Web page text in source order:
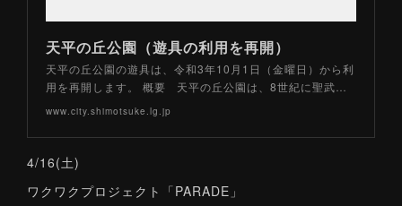
天平の丘公園（遊具の利用を再開）
天平の丘公園の遊具は、令和3年10月1日（金曜日）から利
用を再開します。 概要 天平の丘公園は、8世紀に聖武…
www.city.shimotsuke.lg.jp
4/16(土)
ワクワクプロジェクト「PARADE」